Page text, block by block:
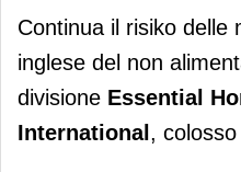
Reckitt cede
Continua il risiko delle
inglese del non
divisione Essential
International ,